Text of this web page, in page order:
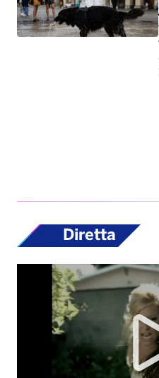
Diretta